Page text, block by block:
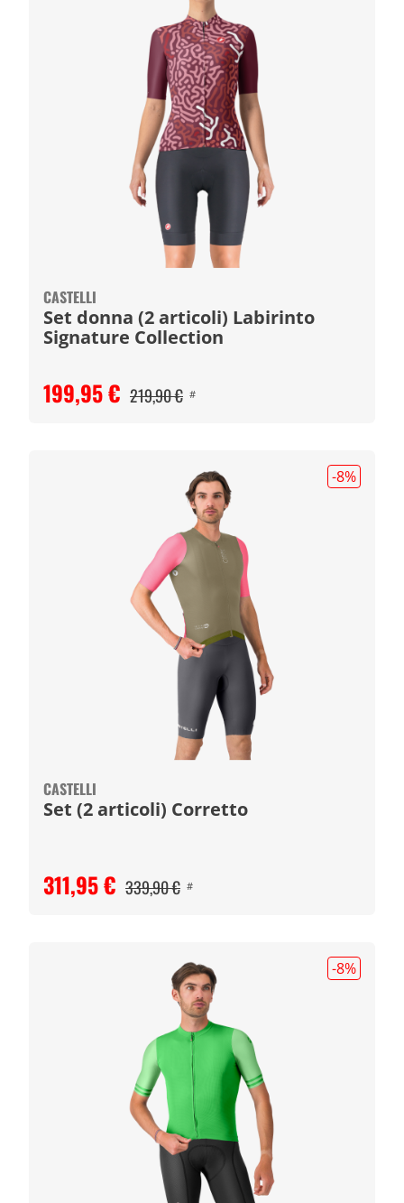
CASTELLI
Set donna (2 articoli) Labirinto
Signature Collection
199,95 € 219,90 € #
-8%
CASTELLI
Set (2 articoli) Corretto
311,95 € 339,90 € #
-8%